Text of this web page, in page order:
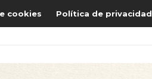
cookies Política de privacidad